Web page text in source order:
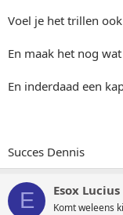
Voel je het trillen
En maak het nog
En inderdaad een
Succes Dennis
E Esox Lucius
Komt weleens